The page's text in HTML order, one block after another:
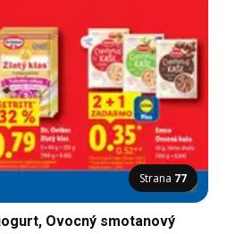
Strana 77
Ovocný smotanový